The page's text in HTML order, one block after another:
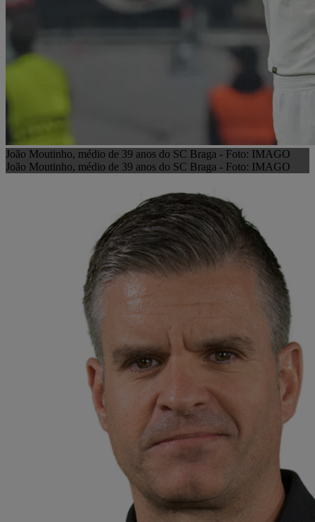
João Moutinho, médio de 39 anos do SC Braga - Foto: IMAGO
João Moutinho, médio de 39 anos do SC Braga - Foto: IMAGO